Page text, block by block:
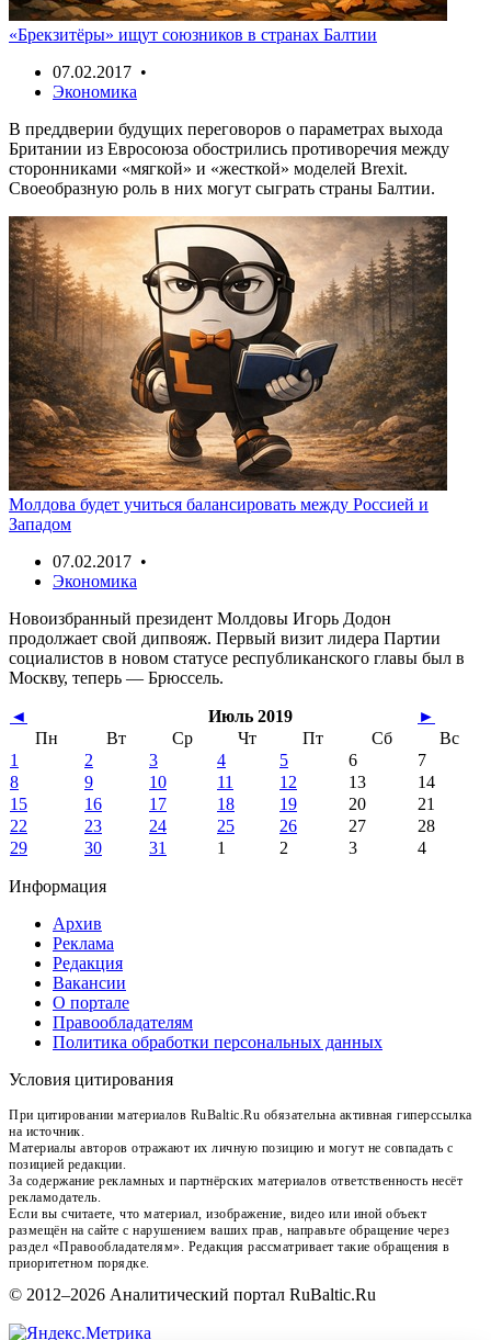
«Брекзитёры» ищут союзников в странах Балтии
07.02.2017 •
Экономика
В преддверии будущих переговоров о параметрах выхода
Британии из Евросоюза обострились противоречия между
сторонниками «мягкой» и «жесткой» моделей Brexit.
Своеобразную роль в них могут сыграть страны Балтии.
Молдова будет учиться балансировать между Россией и
Западом
07.02.2017 •
Экономика
Новоизбранный президент Молдовы Игорь Додон
продолжает свой дипвояж. Первый визит лидера Партии
социалистов в новом статусе республиканского главы был в
Москву, теперь — Брюссель.
◄ Июль 2019
►
Пн
Вт Ср Чт Пт Сб
Вс
1
2 3 4 5 6
7
8
9 10 11 12 13
14
15
16 17 18 19 20
21
22
23 24 25 26 27
28
29
30 31 1 2 3 4
Информация
Архив
Реклама
Редакция
Вакансии
О портале
Правообладателям
Политика обработки персональных данных
Условия цитирования
При цитировании материалов RuBaltic.Ru обязательна активная гиперссылка
на источник.
Материалы авторов отражают их личную позицию и могут не совпадать с
позицией редакции.
За содержание рекламных и партнёрских материалов ответственность несёт
рекламодатель.
Если вы считаете, что материал, изображение, видео или иной объект
размещён на сайте с нарушением ваших прав, направьте обращение через
раздел «Правообладателям». Редакция рассматривает такие обращения в
приоритетном порядке.
© 2012–2026 Аналитический портал RuBaltic.Ru